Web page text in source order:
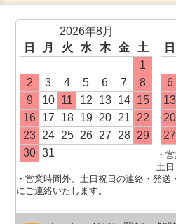
2026年8月
日
月 火 水 木 金
土
1
2
3 4 5 6 7
8
9
10 11 12 13 14 15
16 17 18 19 20 21
22
23 24 25 26 27 28 29
30 31
日
6
13
20
27
・
土
・営業時間外、土日祝日の連絡・発送
にご連絡いたします。